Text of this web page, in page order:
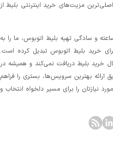
مزیت‌های خرید اینترنتی بلیط از
این امکانات در کنار پشتیبانی‌ ۲۴ ساعته و سادگی تهیه بلیط اتوبوس، ما را به
خرید بلیط اتوبوس تبدیل کرده است.
قبال خرید بلیط دریافت نمی‌کند و همیشه در
بهترین سرویس‌ها، بستری را فراهم
نیازتان را برای مسیر دلخواه انتخاب و